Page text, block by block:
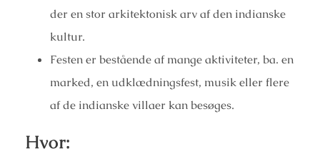
der en stor arkitektonisk arv af den indianske
kultur.
Festen er bestående af mange aktiviteter, ba. en
marked, en udklædningsfest, musik eller flere
af de indianske villaer kan besøges.
Hvor: